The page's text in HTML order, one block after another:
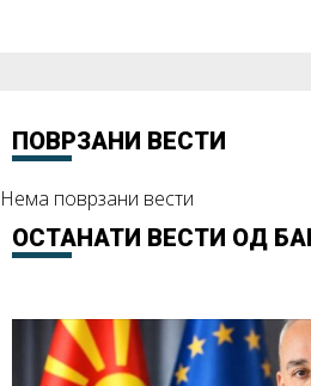
ПОВРЗАНИ ВЕСТИ
Нема поврзани вести
ОСТАНАТИ ВЕСТИ ОД